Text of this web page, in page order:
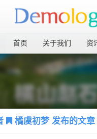
首页 关于我们 资
橘虞初梦发布的文章